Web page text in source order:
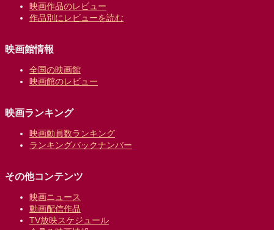
映画作品のレビュー
作品別にレビューを読む
映画館情報
全国の映画館
映画館のレビュー
映画ランキング
映画動員数ランキング
ランキングバックナンバー
その他コンテンツ
映画ニュース
動画配信作品
TV放映スケジュール